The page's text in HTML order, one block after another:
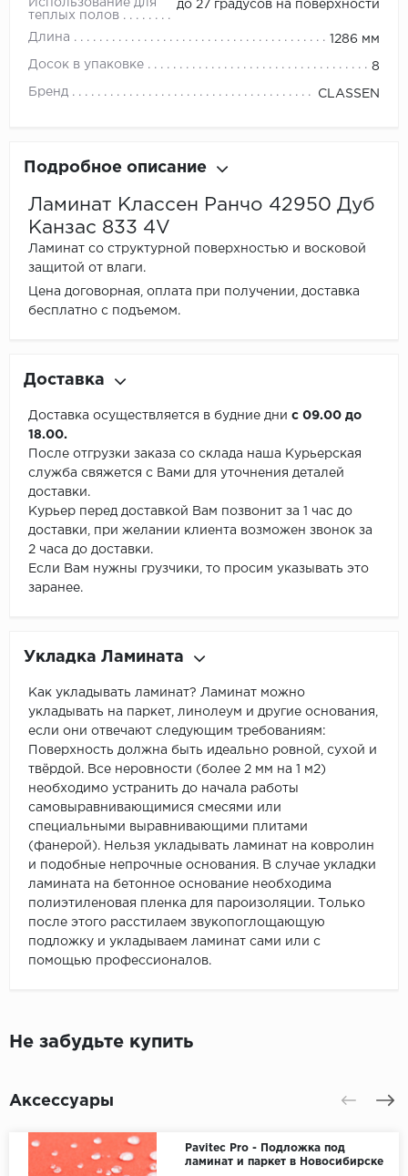
Использование для
теплых полов
до 27 градусов на поверхности
Длина 1286 мм
Досок в упаковке 8
Бренд CLASSEN
Подробное описание
Ламинат Классен Ранчо 42950 Дуб
Канзас 833 4V
Ламинат со структурной поверхностью и восковой
защитой от влаги.
Цена договорная, оплата при получении, доставка
бесплатно с подъемом.
Доставка
Доставка осуществляется в будние дни с 09.00 до
18.00.
После отгрузки заказа со склада наша Курьерская
служба свяжется с Вами для уточнения деталей
доставки.
Курьер перед доставкой Вам позвонит за 1 час до
доставки, при желании клиента возможен звонок за
2 часа до доставки.
Если Вам нужны грузчики, то просим указывать это
заранее.
Укладка Ламината
Как укладывать ламинат? Ламинат можно
укладывать на паркет, линолеум и другие основания,
если они отвечают следующим требованиям:
Поверхность должна быть идеально ровной, сухой и
твёрдой. Все неровности (более 2 мм на 1 м2)
необходимо устранить до начала работы
самовыравнивающимися смесями или
специальными выравнивающими плитами
(фанерой). Нельзя укладывать ламинат на ковролин
и подобные непрочные основания. В случае укладки
ламината на бетонное основание необходима
полиэтиленовая пленка для пароизоляции. Только
после этого расстилаем звукопоглощающую
подложку и укладываем ламинат сами или с
помощью профессионалов.
Не забудьте купить
Аксессуары
Pavitec Pro - Подложка под
ламинат и паркет в Новосибирске